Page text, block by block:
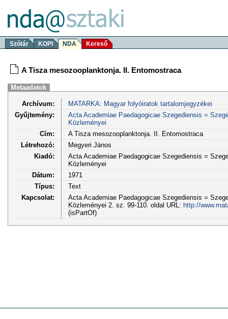
Szótár KOPI NDA Kereső
A Tisza mesozooplanktonja. II. Entomostraca
Metaadatok
Archívum:
MATARKA: Magyar folyóiratok tartalomjegyzékei
Gyűjtemény:
Acta Academiae Paedagogicae Szegediensis =
Közleményei
Cím:
A Tisza mesozooplanktonja. II. Entomostraca
Létrehozó:
Megyeri János
Kiadó:
Acta Academiae Paedagogicae Szegediensis =
Közleményei
Dátum:
1971
Típus:
Text
Kapcsolat:
Acta Academiae Paedagogicae Szegediensis =
Közleményei 2. sz. 99-110. oldal URL: http://
(isPartOf)